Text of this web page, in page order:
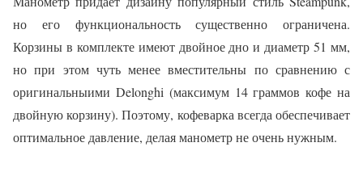
но его функциональность существенно ограничена.
Корзины в комплекте имеют двойное дно и диаметр 51 мм,
но при этом чуть менее вместительны по сравнению с
оригинальныими Delonghi (максимум 14 граммов кофе на
двойную корзину). Поэтому, кофеварка всегда обеспечивает
оптимальное давление, делая манометр не очень нужным.